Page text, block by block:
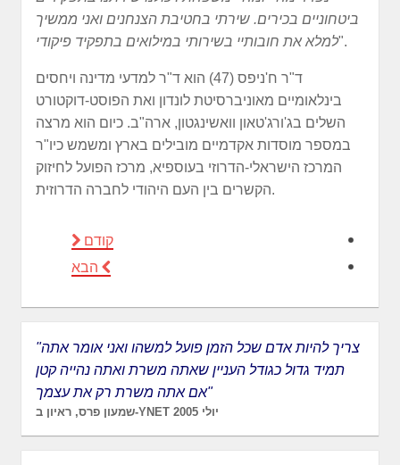
ביטחוניים בכירים. שירתי בחטיבת הצנחנים ואני ממשיך
למלא את חובותיי בשירותי במילואים בתפקיד פיקודי".
ד"ר ח'ניפס (47) הוא ד"ר למדעי מדינה ויחסים
בינלאומיים מאוניברסיטת לונדון ואת הפוסט-דוקטורט
השלים בג'ורג'טאון וואשינגטון, ארה"ב. כיום הוא מרצה
במספר מוסדות אקדמיים מובילים בארץ ומשמש כיו"ר
המרכז הישראלי-הדרוזי בעוספיא, מרכז הפועל לחיזוק
הקשרים בין העם היהודי לחברה הדרוזית.
קודם
הבא
"צריך להיות אדם שכל הזמן פועל למשהו ואני אומר אתה
תמיד גדול כגודל העניין שאתה משרת ואתה נהייה קטן
אם אתה משרת רק את עצמך"
שמעון פרס, ראיון ב-YNET יולי 2005